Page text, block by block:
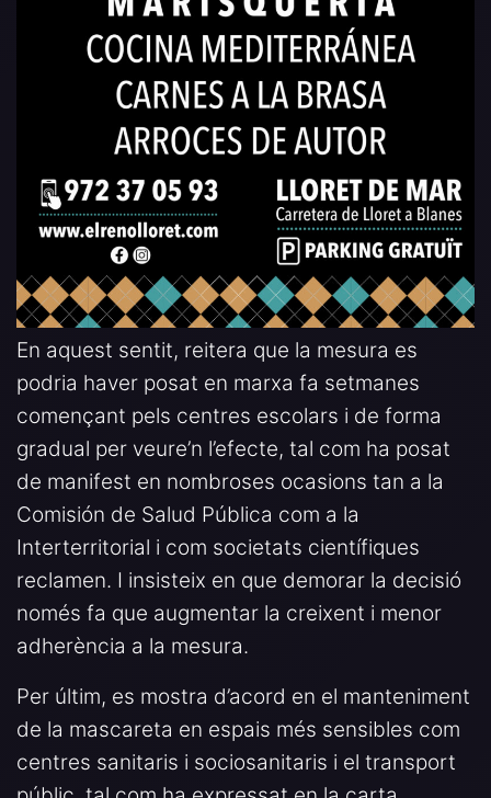
En aquest sentit, reitera que la mesura es
podria haver posat en marxa fa setmanes
començant pels centres escolars i de forma
gradual per veure’n l’efecte, tal com ha posat
de manifest en nombroses ocasions tan a la
Comisión de Salud Pública com a la
Interterritorial i com societats científiques
reclamen. I insisteix en que demorar la decisió
només fa que augmentar la creixent i menor
adherència a la mesura.
Per últim, es mostra d’acord en el manteniment
de la mascareta en espais més sensibles com
centres sanitaris i sociosanitaris i el transport